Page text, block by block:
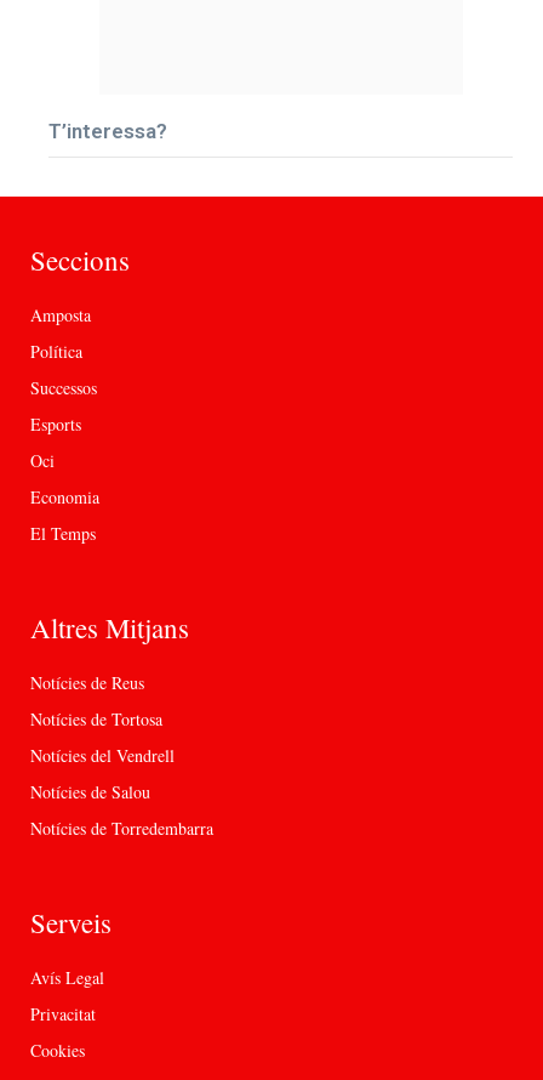
T’interessa?
Seccions
Amposta
Política
Successos
Esports
Oci
Economia
El Temps
Altres Mitjans
Notícies de Reus
Notícies de Tortosa
Notícies del Vendrell
Notícies de Salou
Notícies de Torredembarra
Serveis
Avís Legal
Privacitat
Cookies